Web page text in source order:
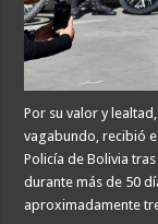
Por su valor y
vagabundo, recibió
Policía de Bolivia
durante más de 50
aproximadamente